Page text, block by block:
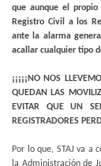
que aunque el
Registro Civil a los
ante la alarma
acallar cualquier tipo
¡¡¡¡¡NO NOS
QUEDAN LAS
EVITAR QUE UN
REGISTRADORES
Por lo que, STAJ va a
la Administración de